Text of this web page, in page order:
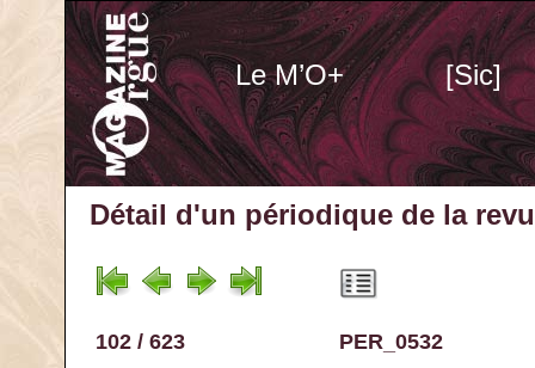
Le M’O+ [Sic]
Détail d'un périodique de la
102 / 623 PER_0532